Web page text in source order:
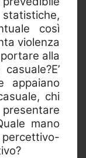
così
violenza
alla
appaiano
chi
mano
percettivo-